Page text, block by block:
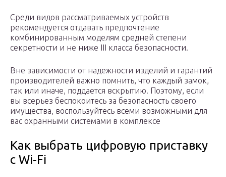
Среди видов рассматриваемых устройств
рекомендуется отдавать предпочтение
комбинированным моделям средней степени
секретности и не ниже III класса безопасности.
Вне зависимости от надежности изделий и гарантий
производителей важно помнить, что каждый замок,
так или иначе, поддается вскрытию. Поэтому, если
вы всерьез беспокоитесь за безопасность своего
имущества, воспользуйтесь всеми возможными для
вас охранными системами в комплексе
Как выбрать цифровую приставку
с Wi-Fi